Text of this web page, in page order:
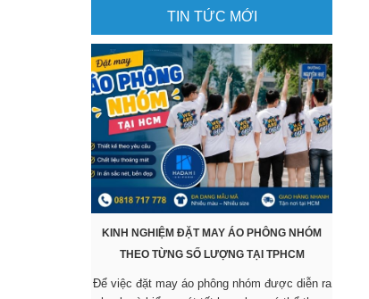
TIN TỨC MỚI
KINH NGHIỆM ĐẶT MAY ÁO PHÔNG NHÓM
THEO TỪNG SỐ LƯỢNG TẠI TPHCM
Để việc đặt may áo phông nhóm được diễn ra